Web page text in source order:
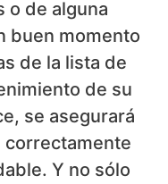
o de alguna
buen momento
de la lista de
de su
se asegurará
correctamente
Y no sólo